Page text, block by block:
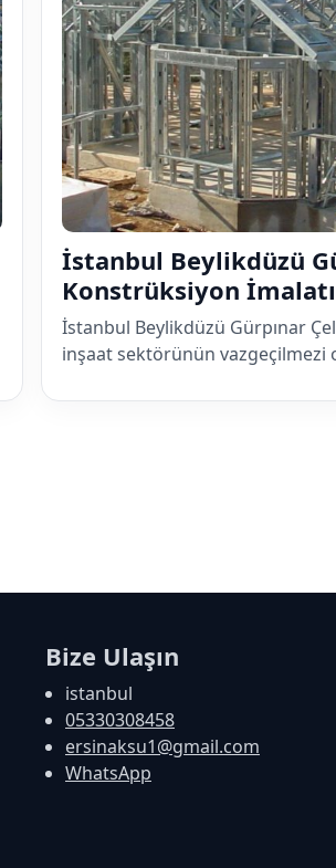
İstanbul Beylikdüzü
Konstrüksiyon İmalatı
İstanbul Beylikdüzü Gürpınar
inşaat sektörünün
Bize Ulaşın
istanbul
05330308458
ersinaksu1@gmail.com
WhatsApp